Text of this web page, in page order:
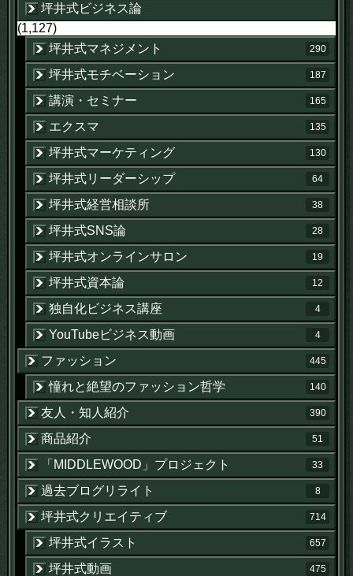
坪井式ビジネス論
(1,127)
坪井式マネジメント
290
坪井式モチベーション 187
講演・セミナー 165
エクスマ 135
坪井式マーケティング 130
坪井式リーダーシップ 64
坪井式経営相談所 38
坪井式SNS論 28
坪井式オンラインサロン 19
坪井式資本論 12
独自化ビジネス講座 4
YouTubeビジネス動画 4
ファッション 445
憧れと絶望のファッション哲学 140
友人・知人紹介 390
商品紹介 51
「MIDDLEWOOD」プロジェクト 33
過去ブログリライト 8
坪井式クリエイティブ 714
坪井式イラスト 657
坪井式動画 475